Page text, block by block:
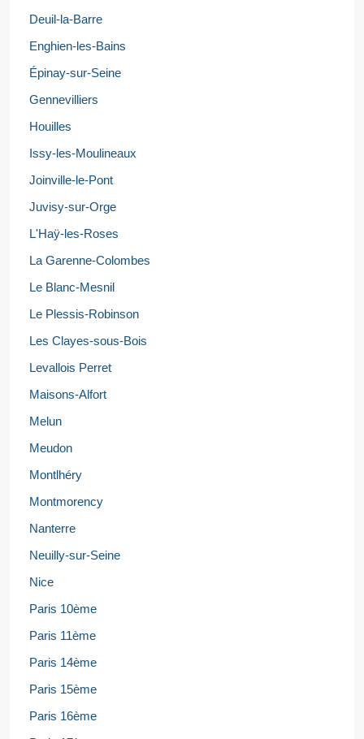
Deuil-la-Barre
Enghien-les-Bains
Épinay-sur-Seine
Gennevilliers
Houilles
Issy-les-Moulineaux
Joinville-le-Pont
Juvisy-sur-Orge
L'Haÿ-les-Roses
La Garenne-Colombes
Le Blanc-Mesnil
Le Plessis-Robinson
Les Clayes-sous-Bois
Levallois Perret
Maisons-Alfort
Melun
Meudon
Montlhéry
Montmorency
Nanterre
Neuilly-sur-Seine
Nice
Paris 10ème
Paris 11ème
Paris 14ème
Paris 15ème
Paris 16ème